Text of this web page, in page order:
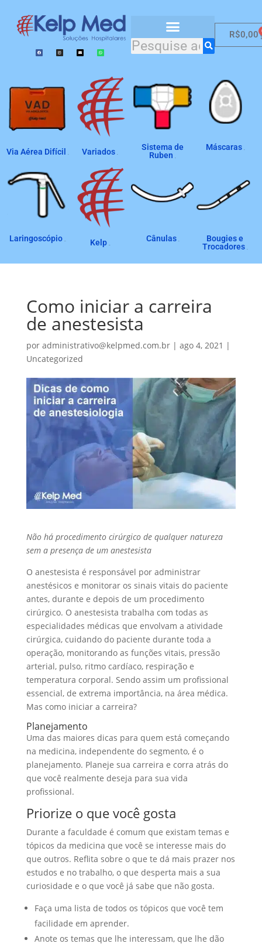
R$0,00
Via Aérea Difícil Variados
Sistema de
Ruben
Máscaras
Laringoscópio Kelp Cânulas
Bougies e
Trocadores
Como iniciar a carreira
de anestesista
por administrativo@kelpmed.com.br| ago 4, 2021 |
Uncategorized
Não há procedimento cirúrgico de qualquer natureza
sem a presença de um anestesista
O anestesista é responsável por administrar
anestésicos e monitorar os sinais vitais do paciente
antes, durante e depois de um procedimento
cirúrgico. O anestesista trabalha com todas as
especialidades médicas que envolvam a atividade
cirúrgica, cuidando do paciente durante toda a
operação, monitorando as funções vitais, pressão
arterial, pulso, ritmo cardíaco, respiração e
temperatura corporal. Sendo assim um profissional
essencial, de extrema importância, na área médica.
Mas como iniciar a carreira?
Planejamento
Uma das maiores dicas para quem está começando
na medicina, independente do segmento, é o
planejamento. Planeje sua carreira e corra atrás do
que você realmente deseja para sua vida
profissional.
Priorize o que você gosta
Durante a faculdade é comum que existam temas e
tópicos da medicina que você se interesse mais do
que outros. Reflita sobre o que te dá mais prazer nos
estudos e no trabalho, o que desperta mais a sua
curiosidade e o que você já sabe que não gosta.
Faça uma lista de todos os tópicos que você tem
facilidade em aprender.
Anote os temas que lhe interessam, que lhe dão